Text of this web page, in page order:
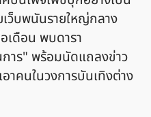
เว็บพนันรายใหญ่กลาง
เดือน พบดารา
าร" พร้อมนัดแถลงข่าว
าคนในวงการบันเทิงต่าง